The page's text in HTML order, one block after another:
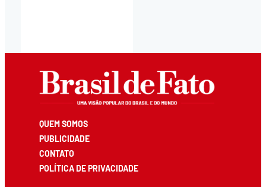
QUEM SOMOS
PUBLICIDADE
CONTATO
POLÍTICA DE PRIVACIDADE